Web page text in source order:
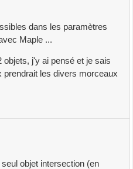
dans les paramètres
Maple ...
objets, j'y ai pensé et je sais
les divers morceaux
objet intersection (en